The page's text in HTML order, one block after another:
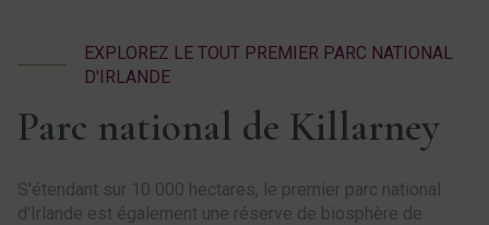
EXPLOREZ LE TOUT PREMIER PARC NATIONAL
D'IRLANDE
Parc national de Killarney
S'étendant sur 10 000 hectares, le premier parc national
d'Irlande est également une réserve de biosphère de